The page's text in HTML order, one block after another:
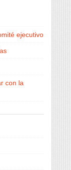
ejecutivo
con la